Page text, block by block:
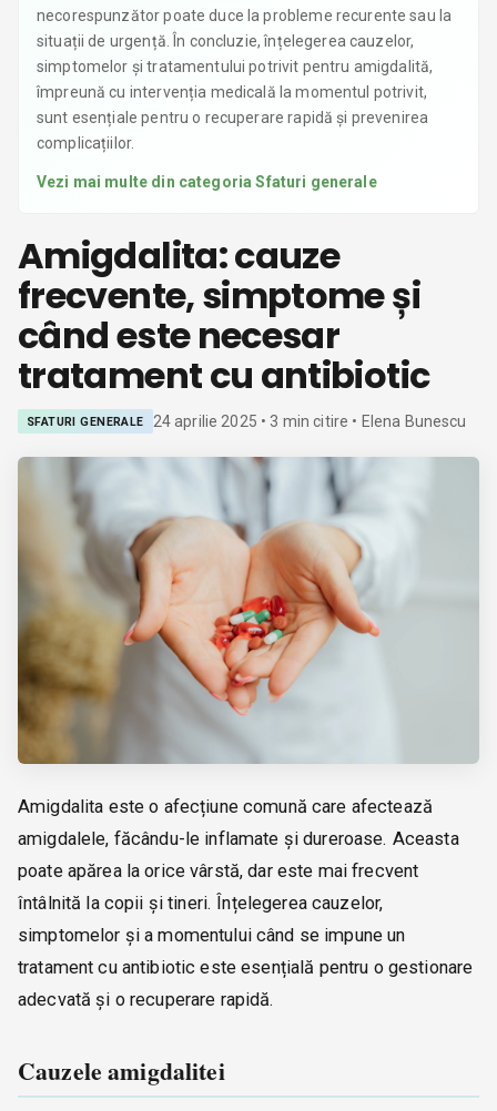
necorespunzător poate duce la probleme recurente sau la
situații de urgență. În concluzie, înțelegerea cauzelor,
simptomelor și tratamentului potrivit pentru amigdalită,
împreună cu intervenția medicală la momentul potrivit,
sunt esențiale pentru o recuperare rapidă și prevenirea
complicațiilor.
Vezi mai multe din categoriaSfaturi generale
Amigdalita: cauze
frecvente, simptome și
când este necesar
tratament cu antibiotic
SFATURI GENERALE 24 aprilie 2025 • 3 min citire • Elena Bunescu
Amigdalita este o afecțiune comună care afectează
amigdalele, făcându-le inflamate și dureroase. Aceasta
poate apărea la orice vârstă, dar este mai frecvent
întâlnită la copii și tineri. Înțelegerea cauzelor,
simptomelor și a momentului când se impune un
tratament cu antibiotic este esențială pentru o gestionare
adecvată și o recuperare rapidă.
Cauzele amigdalitei